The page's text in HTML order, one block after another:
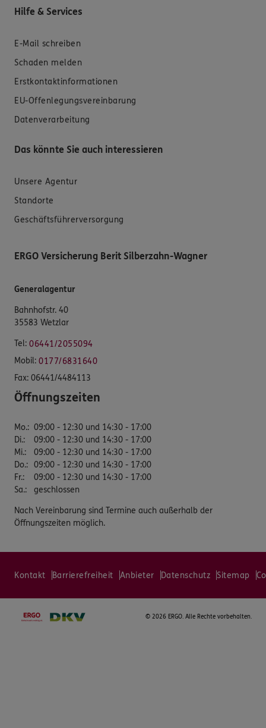
Hilfe & Services
E-Mail schreiben
Schaden melden
Erstkontaktinformationen
EU-Offenlegungsvereinbarung
Datenverarbeitung
Das könnte Sie auch interessieren
Unsere Agentur
Standorte
Geschäftsführerversorgung
ERGO Versicherung Berit Silberzahn-Wagner
Generalagentur
Bahnhofstr. 40
35583 Wetzlar
Tel: 06441/2055094
Mobil: 0177/6831640
Fax: 06441/4484113
Öffnungszeiten
Mo.: 09:00 - 12:30 und 14:30 - 17:00
Di.:
09:00 - 12:30 und 14:30 - 17:00
Mi.:
09:00 - 12:30 und 14:30 - 17:00
Do.: 09:00 - 12:30 und 14:30 - 17:00
Fr.:
09:00 - 12:30 und 14:30 - 17:00
Sa.: geschlossen
Nach Vereinbarung sind Termine auch außerhalb der
Öffnungszeiten möglich.
Kontakt Barrierefreiheit Anbieter Datenschutz Sitemap
© 2026 ERGO. Alle Rechte vorbehalten.